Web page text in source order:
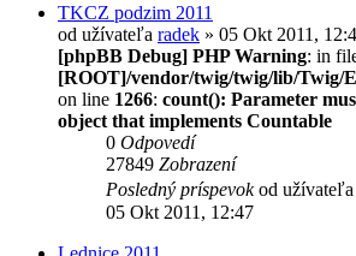
TKCZ podzim 2011
od užívateľa radek » 05 Okt 2011,
[phpBB Debug] PHP Warning: in
[ROOT]/vendor/twig/twig/lib/Twig/
on line 1266: count(): Parameter
object that implements Countable
0 Odpovedí
27849 Zobrazení
Posledný príspevokod užívateľa
05 Okt 2011, 12:47